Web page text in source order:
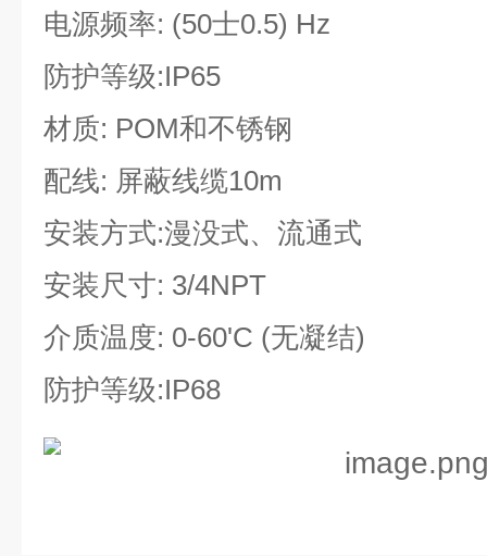
电源频率: (50士0.5) Hz
防护等级:IP65
材质: POM和不锈钢
配线: 屏蔽线缆10m
安装方式:漫没式、流通式
安装尺寸: 3/4NPT
介质温度: 0-60'C (无凝结)
防护等级:IP68